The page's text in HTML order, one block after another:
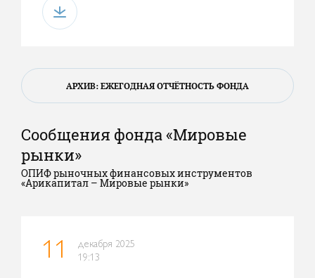
АРХИВ: ЕЖЕГОДНАЯ ОТЧЁТНОСТЬ ФОНДА
Сообщения фонда «Мировые
рынки»
ОПИФ рыночных финансовых инструментов
«Арикапитал – Мировые рынки»
11
декабря 2025
19:13